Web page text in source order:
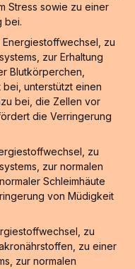
Stress sowie zu einer
bei.
zu
zur Erhaltung
Blutkörperchen,
bei, unterstützt einen
bei, die Zellen vor
die Verringerung
zu
zur normalen
Schleimhäute
von Müdigkeit
zu
zu einer
zur normalen